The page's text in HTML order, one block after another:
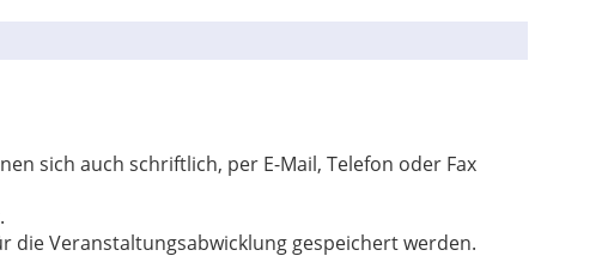
sich auch schriftlich, per E-Mail, Telefon oder Fax
die Veranstaltungsabwicklung gespeichert werden.